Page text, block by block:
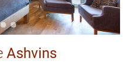
Ashvins